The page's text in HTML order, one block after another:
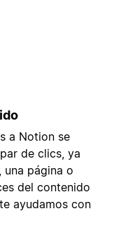
a Notion se
de clics, ya
una página o
del contenido
ayudamos con